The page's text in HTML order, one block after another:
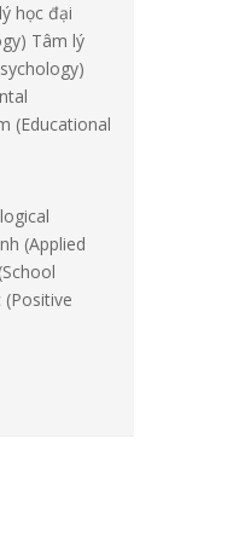
học đại
Tâm lý
(Educational
(Applied